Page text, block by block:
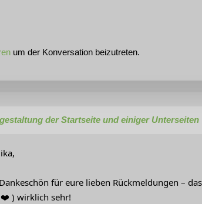
um der Konversation beizutreten.
der Startseite und einiger Unterseiten
für eure lieben Rückmeldungen –
) wirklich sehr!